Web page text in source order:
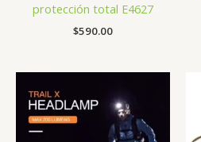
protección total E4627
$590.00